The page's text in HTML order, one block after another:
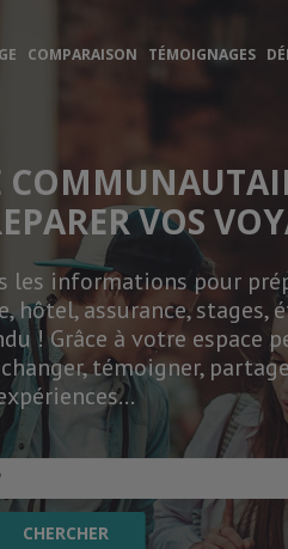
COMPARAISON TÉMOIGNAGES
VOS
les informations pour
assurance, stages,
! Grâce à votre espace
témoigner,